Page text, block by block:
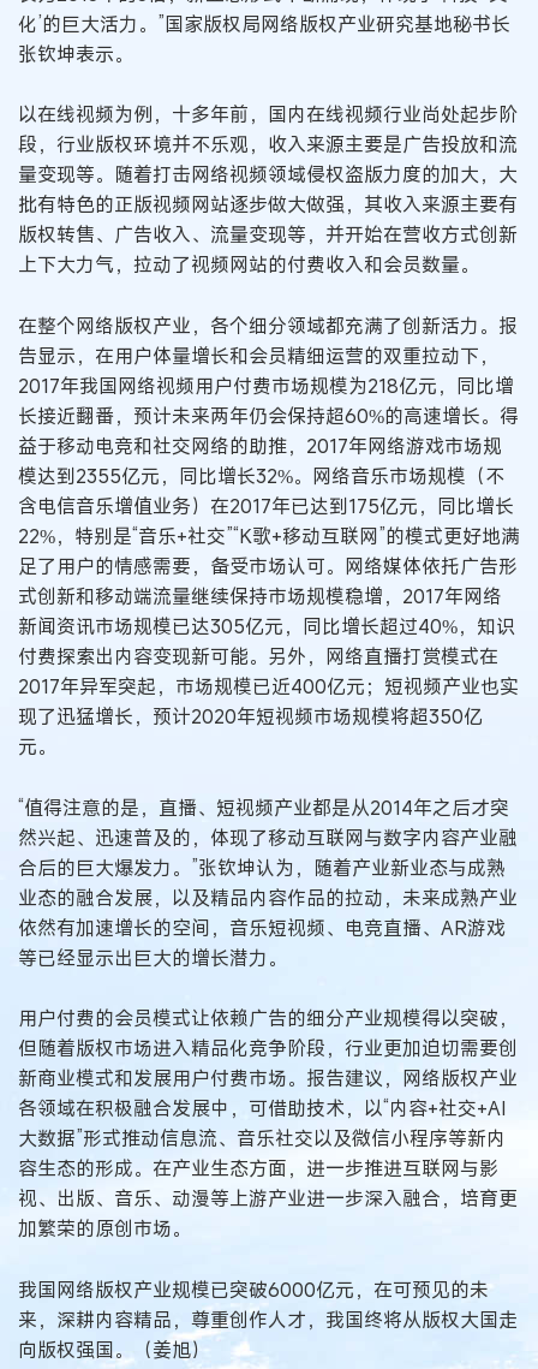
化’的巨大活力。”国家版权局网络版权产业研究基地秘书长
张钦坤表示。
以在线视频为例，十多年前，国内在线视频行业尚处起步阶
段，行业版权环境并不乐观，收入来源主要是广告投放和流
量变现等。随着打击网络视频领域侵权盗版力度的加大，大
批有特色的正版视频网站逐步做大做强，其收入来源主要有
版权转售、广告收入、流量变现等，并开始在营收方式创新
上下大力气，拉动了视频网站的付费收入和会员数量。
在整个网络版权产业，各个细分领域都充满了创新活力。报
告显示，在用户体量增长和会员精细运营的双重拉动下，
2017年我国网络视频用户付费市场规模为218亿元，同比增
长接近翻番，预计未来两年仍会保持超60%的高速增长。得
益于移动电竞和社交网络的助推，2017年网络游戏市场规
模达到2355亿元，同比增长32%。网络音乐市场规模（不
含电信音乐增值业务）在2017年已达到175亿元，同比增长
22%，特别是“音乐+社交”“K歌+移动互联网”的模式更好地满
足了用户的情感需要，备受市场认可。网络媒体依托广告形
式创新和移动端流量继续保持市场规模稳增，2017年网络
新闻资讯市场规模已达305亿元，同比增长超过40%，知识
付费探索出内容变现新可能。另外，网络直播打赏模式在
2017年异军突起，市场规模已近400亿元；短视频产业也实
现了迅猛增长，预计2020年短视频市场规模将超350亿
元。
“值得注意的是，直播、短视频产业都是从2014年之后才突
然兴起、迅速普及的，体现了移动互联网与数字内容产业融
合后的巨大爆发力。”张钦坤认为，随着产业新业态与成熟
业态的融合发展，以及精品内容作品的拉动，未来成熟产业
依然有加速增长的空间，音乐短视频、电竞直播、AR游戏
等已经显示出巨大的增长潜力。
用户付费的会员模式让依赖广告的细分产业规模得以突破，
但随着版权市场进入精品化竞争阶段，行业更加迫切需要创
新商业模式和发展用户付费市场。报告建议，网络版权产业
各领域在积极融合发展中，可借助技术，以“内容+社交+AI
大数据”形式推动信息流、音乐社交以及微信小程序等新内
容生态的形成。在产业生态方面，进一步推进互联网与影
视、出版、音乐、动漫等上游产业进一步深入融合，培育更
加繁荣的原创市场。
我国网络版权产业规模已突破6000亿元，在可预见的未
来，深耕内容精品，尊重创作人才，我国终将从版权大国走
向版权强国。（姜旭）